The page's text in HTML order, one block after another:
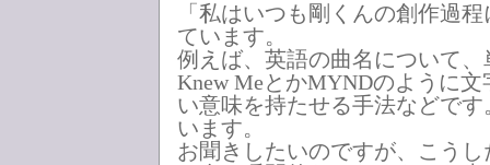
「私はいつも剛くんの創作過
ています。
例えば、英語の曲名について
Knew MeとかMYNDのように
い意味を持たせる手法などで
います。
お聞きしたいのですが、こう